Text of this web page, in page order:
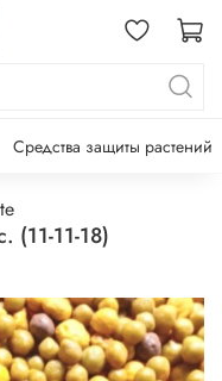
Средства защиты растений
(11-11-18)